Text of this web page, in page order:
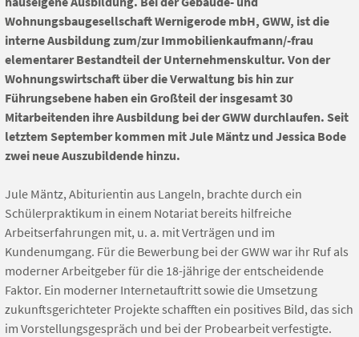
Wohnungsbaugesellschaft Wernigerode mbH, GWW, ist die
interne Ausbildung zum/zur Immobilienkaufmann/-frau
elementarer Bestandteil der Unternehmenskultur. Von der
Wohnungswirtschaft über die Verwaltung bis hin zur
Führungsebene haben ein Großteil der insgesamt 30
Mitarbeitenden ihre Ausbildung bei der GWW durchlaufen. Seit
letztem September kommen mit Jule Mäntz und Jessica Bode
zwei neue Auszubildende hinzu.
Jule Mäntz, Abiturientin aus Langeln, brachte durch ein
Schülerpraktikum in einem Notariat bereits hilfreiche
Arbeitserfahrungen mit, u. a. mit Verträgen und im
Kundenumgang. Für die Bewerbung bei der GWW war ihr Ruf als
moderner Arbeitgeber für die 18-jährige der entscheidende
Faktor. Ein moderner Internetauftritt sowie die Umsetzung
zukunftsgerichteter Projekte schafften ein positives Bild, das sich
im Vorstellungsgespräch und bei der Probearbeit verfestigte.